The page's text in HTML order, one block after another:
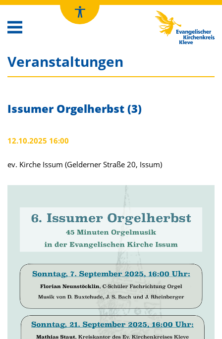
Kirchenkreis Kleve
Veranstaltungen
Issumer Orgelherbst (3)
12.10.2025 16:00
ev. Kirche Issum (Gelderner Straße 20, Issum)